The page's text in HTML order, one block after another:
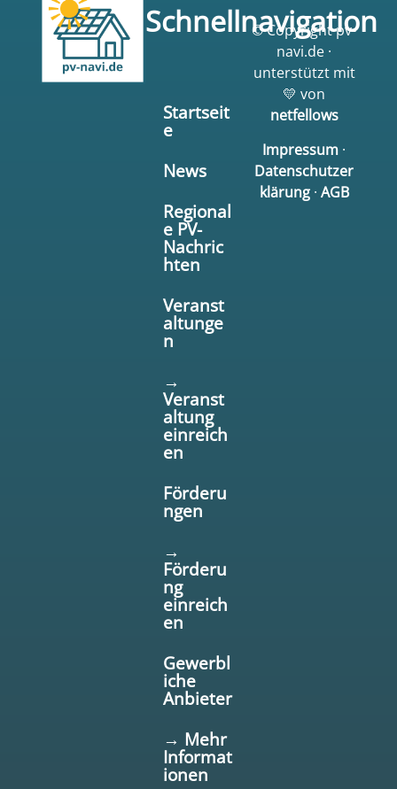
Schnellnavigation
Startseit
e
News
Regional
e PV-
Nachric
hten
Veranst
altunge
n
→
Veranst
altung
einreich
en
Förderu
ngen
→
Förderu
ng
einreich
en
Gewerbl
iche
Anbieter
→ Mehr
Informat
ionen
© Copyright pv-
navi.de ·
unterstützt mit
💛 von
netfellows
Impressum ·
Datenschutzer
klärung· AGB